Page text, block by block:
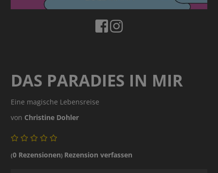
DAS PARADIES IN MIR
Eine magische Lebensreise
von Christine Dohler
(0 Rezensionen) Rezension verfassen